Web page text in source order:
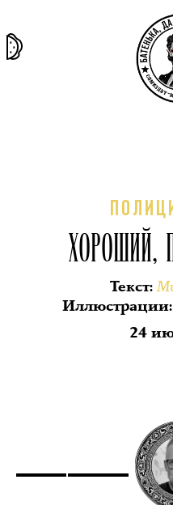
ХОРОШИЙ,
Текст:
Иллюстрации:
24